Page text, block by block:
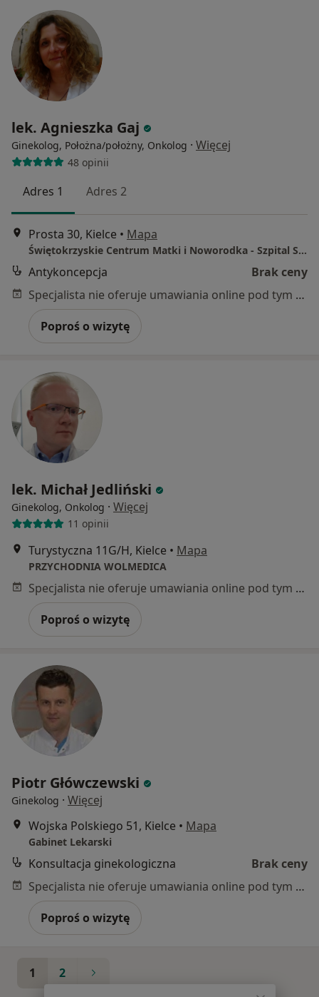
lek. Agnieszka Gaj
Ginekolog, Położna/położny, Onkolog · Więcej
48 opinii
Adres 1 Adres 2
Prosta 30, Kielce • Mapa
Świętokrzyskie Centrum Matki i Noworodka - Szpital Specjalistyczny w Kielcach
Antykoncepcja
Brak ceny
Specjalista nie oferuje umawiania online pod tym adresem.
Poproś o wizytę
lek. Michał Jedliński
Ginekolog, Onkolog · Więcej
11 opinii
Turystyczna 11G/H, Kielce • Mapa
PRZYCHODNIA WOLMEDICA
Specjalista nie oferuje umawiania online pod tym adresem.
Poproś o wizytę
Piotr Główczewski
Ginekolog · Więcej
Wojska Polskiego 51, Kielce • Mapa
Gabinet Lekarski
Konsultacja ginekologiczna
Brak ceny
Specjalista nie oferuje umawiania online pod tym adresem.
Poproś o wizytę
1 2